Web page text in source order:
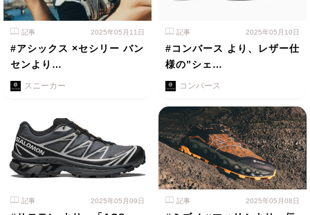
記事 2025年05月11日
#アシックス ×セシリー バン
センより…
スニーカー
記事 2025年05月10日
#コンバース より、レザー仕
様の”シェ…
コンバース
記事 2025年05月09日 記事 2025年05月08日